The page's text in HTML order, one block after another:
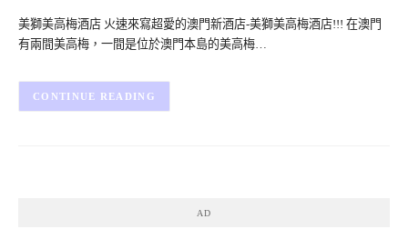
美獅美高梅酒店 火速來寫超愛的澳門新酒店-美獅美高梅酒店!!! 在澳門
有兩間美高梅，一間是位於澳門本島的美高梅…
CONTINUE READING
AD